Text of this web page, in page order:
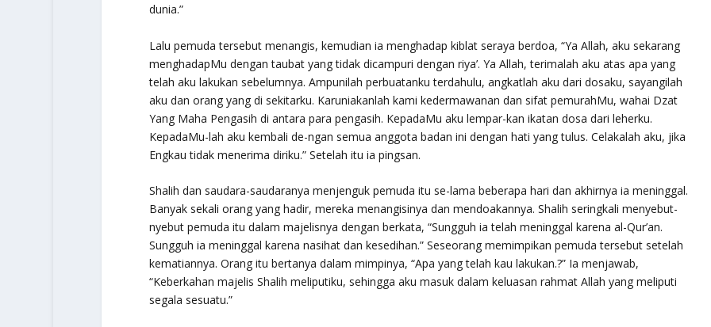
dunia.”
Lalu pemuda tersebut menangis, kemudian ia menghadap kiblat seraya berdoa, “Ya Allah, aku sekarang
menghadapMu dengan taubat yang tidak dicampuri dengan riya’. Ya Allah, terimalah aku atas apa yang
telah aku lakukan sebelumnya. Ampunilah perbuatanku terdahulu, angkatlah aku dari dosaku, sayangilah
aku dan orang yang di sekitarku. Karuniakanlah kami kedermawanan dan sifat pemurahMu, wahai Dzat
Yang Maha Pengasih di antara para pengasih. KepadaMu aku lempar-kan ikatan dosa dari leherku.
KepadaMu-lah aku kembali de-ngan semua anggota badan ini dengan hati yang tulus. Celakalah aku, jika
Engkau tidak menerima diriku.” Setelah itu ia pingsan.
Shalih dan saudara-saudaranya menjenguk pemuda itu se-lama beberapa hari dan akhirnya ia meninggal.
Banyak sekali orang yang hadir, mereka menangisinya dan mendoakannya. Shalih seringkali menyebut-
nyebut pemuda itu dalam majelisnya dengan berkata, “Sungguh ia telah meninggal karena al-Qur’an.
Sungguh ia meninggal karena nasihat dan kesedihan.” Seseorang memimpikan pemuda tersebut setelah
kematiannya. Orang itu bertanya dalam mimpinya, “Apa yang telah kau lakukan.?” Ia menjawab,
“Keberkahan majelis Shalih meliputiku, sehingga aku masuk dalam keluasan rahmat Allah yang meliputi
segala sesuatu.”